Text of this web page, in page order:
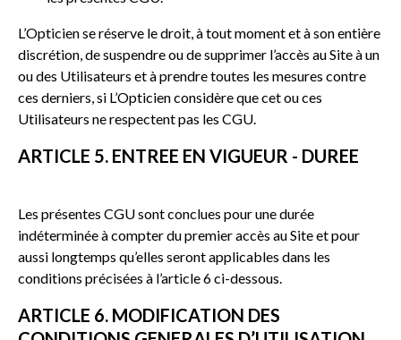
L’Opticien se réserve le droit, à tout moment et à son entière
discrétion, de suspendre ou de supprimer l’accès au Site à un
ou des Utilisateurs et à prendre toutes les mesures contre
ces derniers, si L’Opticien considère que cet ou ces
Utilisateurs ne respectent pas les CGU.
ARTICLE 5. ENTREE EN VIGUEUR - DUREE
Les présentes CGU sont conclues pour une durée
indéterminée à compter du premier accès au Site et pour
aussi longtemps qu’elles seront applicables dans les
conditions précisées à l’article 6 ci-dessous.
ARTICLE 6. MODIFICATION DES